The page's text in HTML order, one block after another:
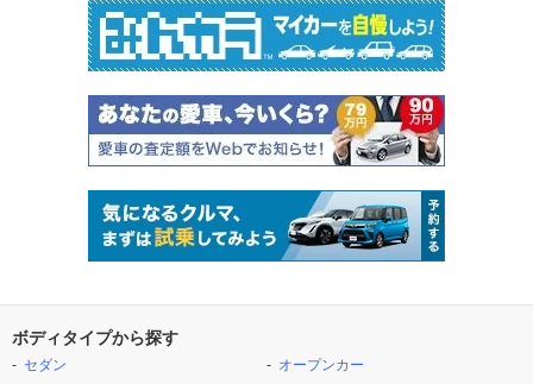
ボディタイプから探す
セダン
オープンカー